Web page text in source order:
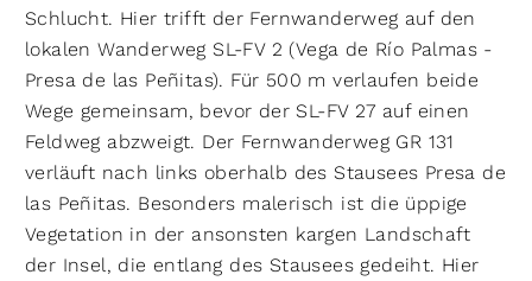
Schlucht. Hier trifft der Fernwanderweg auf den
lokalen Wanderweg SL-FV 2 (Vega de Río Palmas -
Presa de las Peñitas). Für 500 m verlaufen beide
Wege gemeinsam, bevor der SL-FV 27 auf einen
Feldweg abzweigt. Der Fernwanderweg GR 131
verläuft nach links oberhalb des Stausees Presa de
las Peñitas. Besonders malerisch ist die üppige
Vegetation in der ansonsten kargen Landschaft
der Insel, die entlang des Stausees gedeiht. Hier